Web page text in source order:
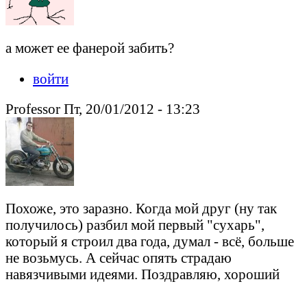
а может ее фанерой забить?
войти
Professor Пт, 20/01/2012 - 13:23
Похоже, это заразно. Когда мой друг (ну так
получилось) разбил мой первый "сухарь",
который я строил два года, думал - всё, больше
не возьмусь. А сейчас опять страдаю
навязчивыми идеями. Поздравляю, хороший